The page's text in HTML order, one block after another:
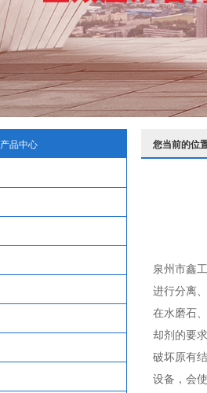
您当前的位
泉州市鑫
进行分离
在水磨石
却剂的要
破坏原有
设备，会
产品中心